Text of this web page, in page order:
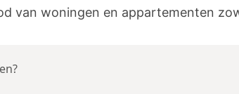
van woningen en appartementen